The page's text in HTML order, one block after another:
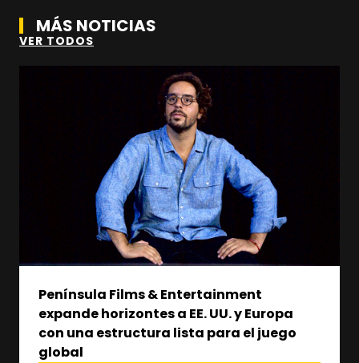
MÁS NOTICIAS
VER TODOS
Península Films & Entertainment
expande horizontes a EE. UU. y Europa
con una estructura lista para el juego
global